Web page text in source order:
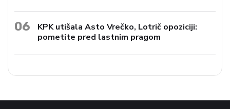
06
KPK utišala Asto Vrečko, Lotrič opoziciji:
pometite pred lastnim pragom